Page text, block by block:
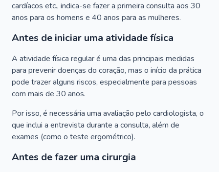
cardíacos etc., indica-se fazer a primeira consulta aos 30
anos para os homens e 40 anos para as mulheres.
Antes de iniciar uma atividade física
A atividade física regular é uma das principais medidas
para prevenir doenças do coração, mas o início da prática
pode trazer alguns riscos, especialmente para pessoas
com mais de 30 anos.
Por isso, é necessária uma avaliação pelo cardiologista, o
que inclui a entrevista durante a consulta, além de
exames (como o teste ergométrico).
Antes de fazer uma cirurgia